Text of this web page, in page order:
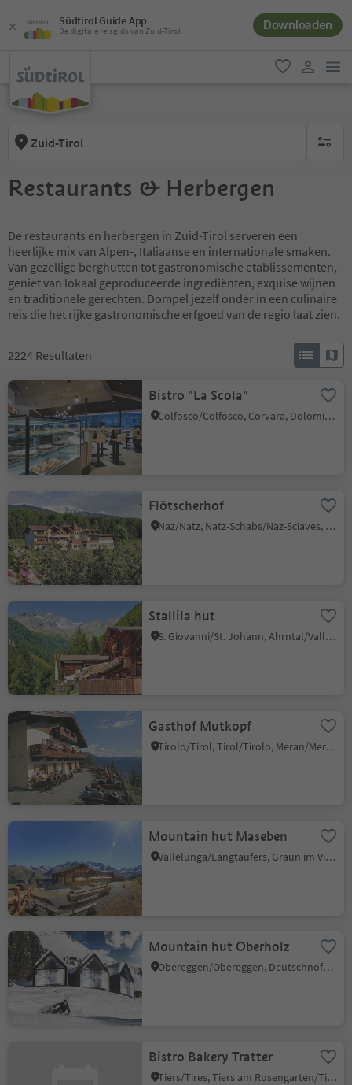
Südtirol Guide App
De digitale reisgids van Zuid-Tirol Downloaden
favoriet
Zuid-Tirol geen
Restaurants & Herbergen
De restaurants en herbergen in Zuid-Tirol serveren een
heerlijke mix van Alpen-, Italiaanse en internationale smaken.
Van gezellige berghutten tot gastronomische etablissementen,
geniet van lokaal geproduceerde ingrediënten, exquise wijnen
en traditionele gerechten. Dompel jezelf onder in een culinaire
reis die het rijke gastronomische erfgoed van de regio laat zien.
2224 Resultaten
Bistro "La Scola"
Colfosco/Colfosco, Corvara, Dolomites Region Alta Badia
Flötscherhof
Naz/Natz, Natz-Schabs/Naz-Sciaves, Brixen/Bressanone and environs
Stallila hut
S. Giovanni/St. Johann, Ahrntal/Valle Aurina, Ahrntal/Valle Aurina
Gasthof Mutkopf
Tirolo/Tirol, Tirol/Tirolo, Meran/Merano and environs
Mountain hut Maseben
Vallelunga/Langtaufers, Graun im Vinschgau/Curon Venosta, Vinschgau/Val Venosta
Mountain hut Oberholz
Obereggen/Obereggen, Deutschnofen/Nova Ponente, Dolomites Region Eggental
Bistro Bakery Tratter
Tiers/Tires, Tiers am Rosengarten/Tires al Catinaccio, Dolomites Region Seiser Alm